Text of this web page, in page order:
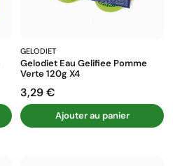
GELODIET
Gelodiet Eau Gelifiee Pomme
Verte 120g X4
Prix
3,29 €
Ajouter au panier